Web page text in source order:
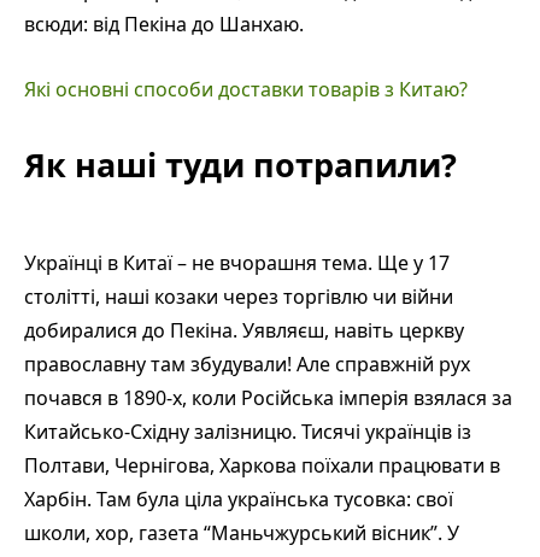
всюди: від Пекіна до Шанхаю.
Які основні способи доставки товарів з Китаю?
Як наші туди потрапили?
Українці в Китаї – не вчорашня тема. Ще у 17
столітті, наші козаки через торгівлю чи війни
добиралися до Пекіна. Уявляєш, навіть церкву
православну там збудували! Але справжній рух
почався в 1890-х, коли Російська імперія взялася за
Китайсько-Східну залізницю. Тисячі українців із
Полтави, Чернігова, Харкова поїхали працювати в
Харбін. Там була ціла українська тусовка: свої
школи, хор, газета “Маньчжурський вісник”. У